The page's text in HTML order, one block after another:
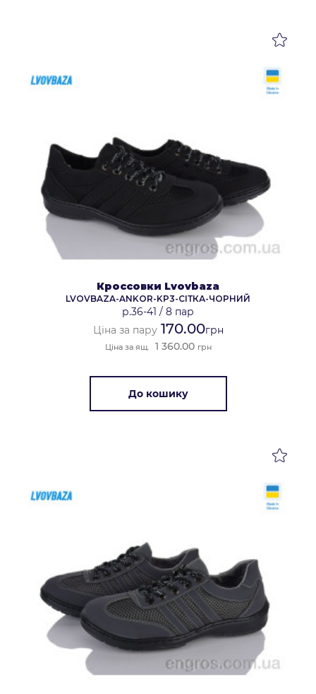
Кроссовки Lvovbaza
LVOVBAZA-ANKOR-KP3-СІТКА-ЧОРНИЙ
р.36-41 / 8 пар
Ціна за пару170.00грн
Ціна за ящ. 1 360.00 грн
До кошику